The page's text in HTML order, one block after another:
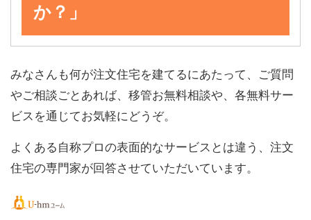
か？」
みなさんも何が注文住宅を建てるにあたって、ご質問
やご相談ごとあれば、移管お無料相談や、各無料サー
ビスを通じてお気軽にどうぞ。
よくある自称プロの表面的なサービスとは違う、注文
住宅の専門家が回答させていただいています。